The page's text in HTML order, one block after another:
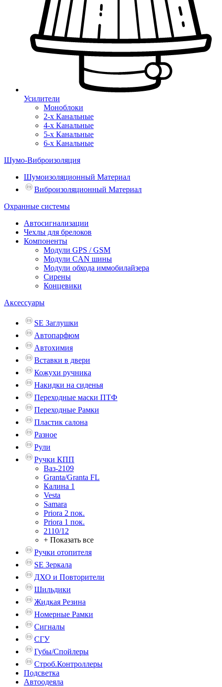
Усилители
Моноблоки
2-х Канальные
4-х Канальные
5-х Канальные
6-х Канальные
Шумо-Виброизоляция
Шумоизоляционный Материал
Виброизоляционный Материал
Охранные системы
Автосигнализации
Чехлы для брелоков
Компоненты
Модули GPS / GSM
Модули CAN шины
Модули обхода иммобилайзера
Сирены
Концевики
Аксессуары
SE Заглушки
Автопарфюм
Автохимия
Вставки в двери
Кожухи ручника
Накидки на сиденья
Переходные маски ПТФ
Переходные Рамки
Пластик салона
Разное
Рули
Ручки КПП
Ваз-2109
Granta/Granta FL
Калина 1
Vesta
Samara
Priora 2 пок.
Priora 1 пок.
2110/12
+ Показать все
Ручки отопителя
SE Зеркала
ДХО и Повторители
Шильдики
Жидкая Резина
Номерные Рамки
Сигналы
СГУ
Губы/Спойлеры
Строб.Контроллеры
Подсветка
Автоодеяла